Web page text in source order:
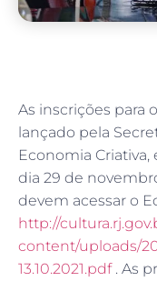
As inscrições para
lançado pela
Economia Criativa,
dia 29 de
devem acessar o
http://
content/uploads/
13.10.2021.pdf. As